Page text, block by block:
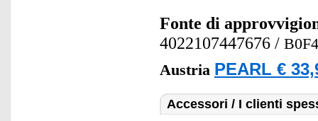
Fonte di
4022107447676 /
Austria PEARL €
Accessori / I clienti